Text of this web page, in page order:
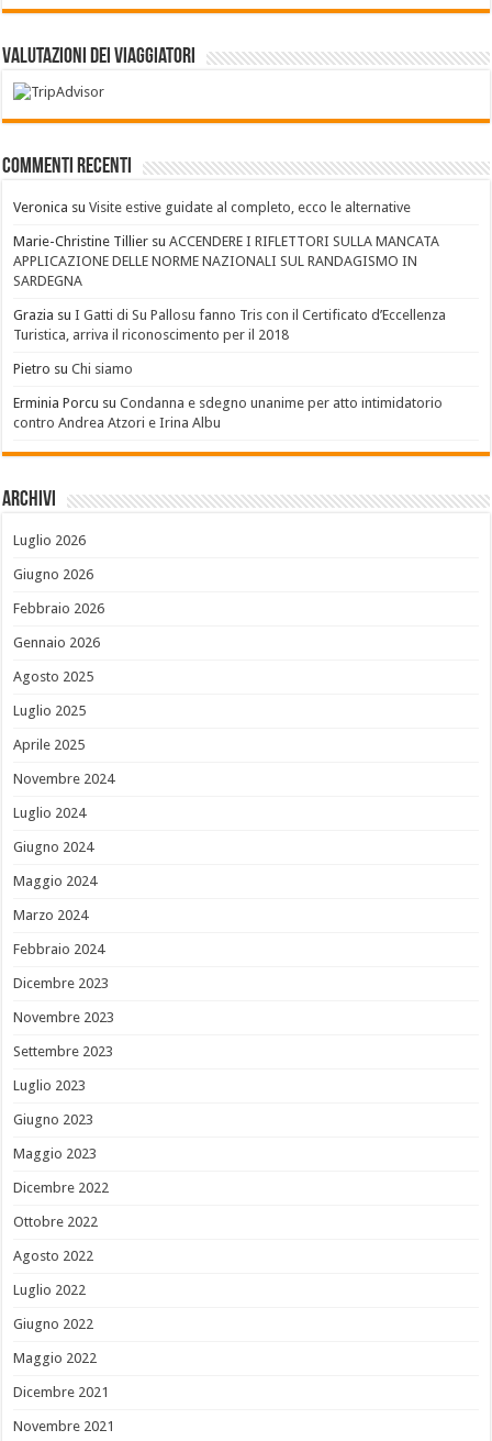
Valutazioni dei Viaggiatori
Commenti recenti
Veronica suVisite estive guidate al completo, ecco le alternative
Marie-Christine Tillier suACCENDERE I RIFLETTORI SULLA MANCATA
APPLICAZIONE DELLE NORME NAZIONALI SUL RANDAGISMO IN
SARDEGNA
Grazia suI Gatti di Su Pallosu fanno Tris con il Certificato d’Eccellenza
Turistica, arriva il riconoscimento per il 2018
Pietro suChi siamo
Erminia Porcu suCondanna e sdegno unanime per atto intimidatorio
contro Andrea Atzori e Irina Albu
Archivi
Luglio 2026
Giugno 2026
Febbraio 2026
Gennaio 2026
Agosto 2025
Luglio 2025
Aprile 2025
Novembre 2024
Luglio 2024
Giugno 2024
Maggio 2024
Marzo 2024
Febbraio 2024
Dicembre 2023
Novembre 2023
Settembre 2023
Luglio 2023
Giugno 2023
Maggio 2023
Dicembre 2022
Ottobre 2022
Agosto 2022
Luglio 2022
Giugno 2022
Maggio 2022
Dicembre 2021
Novembre 2021